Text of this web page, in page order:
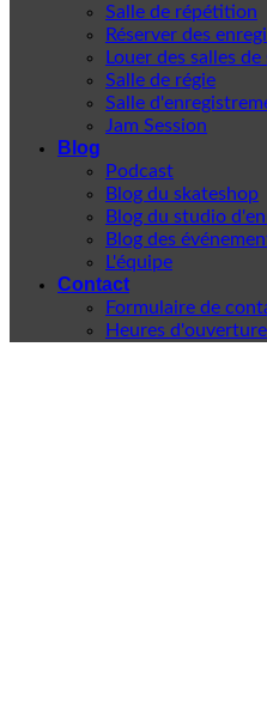
Salle de répétition
Réserver des
Louer des salles
Salle de régie
Salle
Jam Session
Blog
Podcast
Blog du skateshop
Blog du studio
Blog des
L'équipe
Contact
Formulaire de
Heures